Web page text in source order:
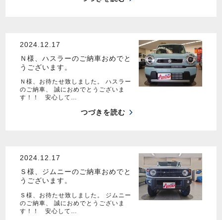
2024.12.17
Ｎ様、ハスラーのご納車おめでと
うございます。
Ｎ様、お待たせ致しました。 ハスラー
のご納車、 誠におめでとうございま
す！！ 安心して…
つづきを読む
2024.12.17
Ｓ様、ジムニーのご納車おめでと
うございます。
Ｓ様、お待たせ致しました。 ジムニー
のご納車、 誠におめでとうございま
す！！ 安心して…